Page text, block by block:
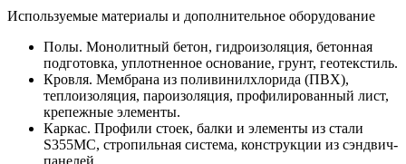
Используемые материалы и дополнительное оборудование
Полы. Монолитный бетон, гидроизоляция, бетонная
подготовка, уплотненное основание, грунт, геотекстиль.
Кровля. Мембрана из поливинилхлорида (ПВХ),
теплоизоляция, пароизоляция, профилированный лист,
крепежные элементы.
Каркас. Профили стоек, балки и элементы из стали
S355MC, стропильная система, конструкции из сэндвич-
панелей.